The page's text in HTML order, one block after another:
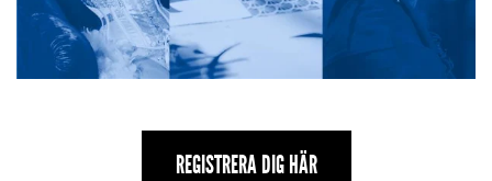
REGISTRERA DIG HÄR